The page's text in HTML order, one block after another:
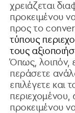
χρειάζεται
προκειμένου
προς το
τύπους
τους
Όπως, λοιπόν,
περάσετε
επιλέγετε και
περιεχομένου,
προκειμένου